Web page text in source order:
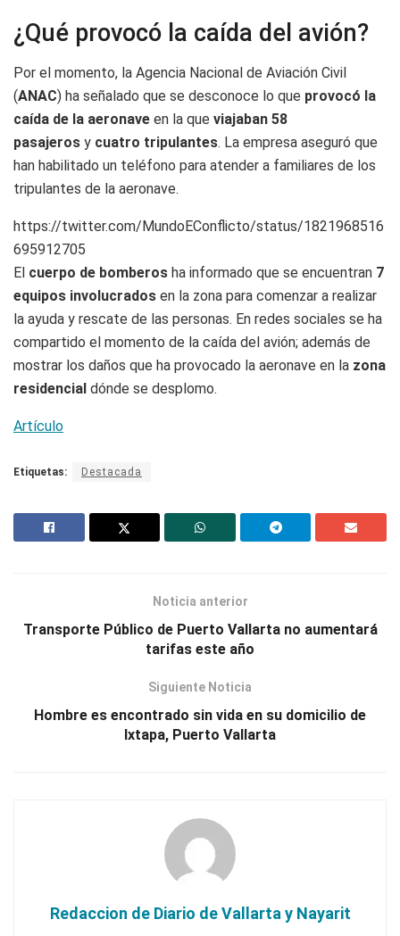
¿Qué provocó la caída del avión?
Por el momento, la Agencia Nacional de Aviación Civil
(ANAC) ha señalado que se desconoce lo que provocó la
caída de la aeronave en la que viajaban 58
pasajeros y cuatro tripulantes. La empresa aseguró que
han habilitado un teléfono para atender a familiares de los
tripulantes de la aeronave.
https://twitter.com/MundoEConflicto/status/1821968516
695912705
El cuerpo de bomberos ha informado que se encuentran 7
equipos involucrados en la zona para comenzar a realizar
la ayuda y rescate de las personas. En redes sociales se ha
compartido el momento de la caída del avión; además de
mostrar los daños que ha provocado la aeronave en la zona
residencial dónde se desplomo.
Artículo
Etiquetas: Destacada
Noticia anterior
Transporte Público de Puerto Vallarta no aumentará
tarifas este año
Siguiente Noticia
Hombre es encontrado sin vida en su domicilio de
Ixtapa, Puerto Vallarta
Redaccion de Diario de Vallarta y Nayarit